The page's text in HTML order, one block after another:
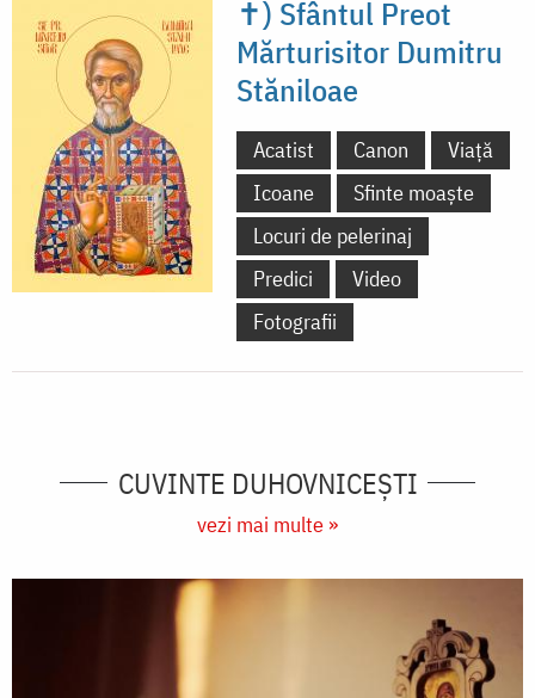
✝) Sfântul Preot
Mărturisitor Dumitru
Stăniloae
Acatist Canon
Viață
Icoane
Sfinte moaște
Locuri de pelerinaj
Predici
Video
Fotografii
CUVINTE DUHOVNICEȘTI
vezi mai multe »